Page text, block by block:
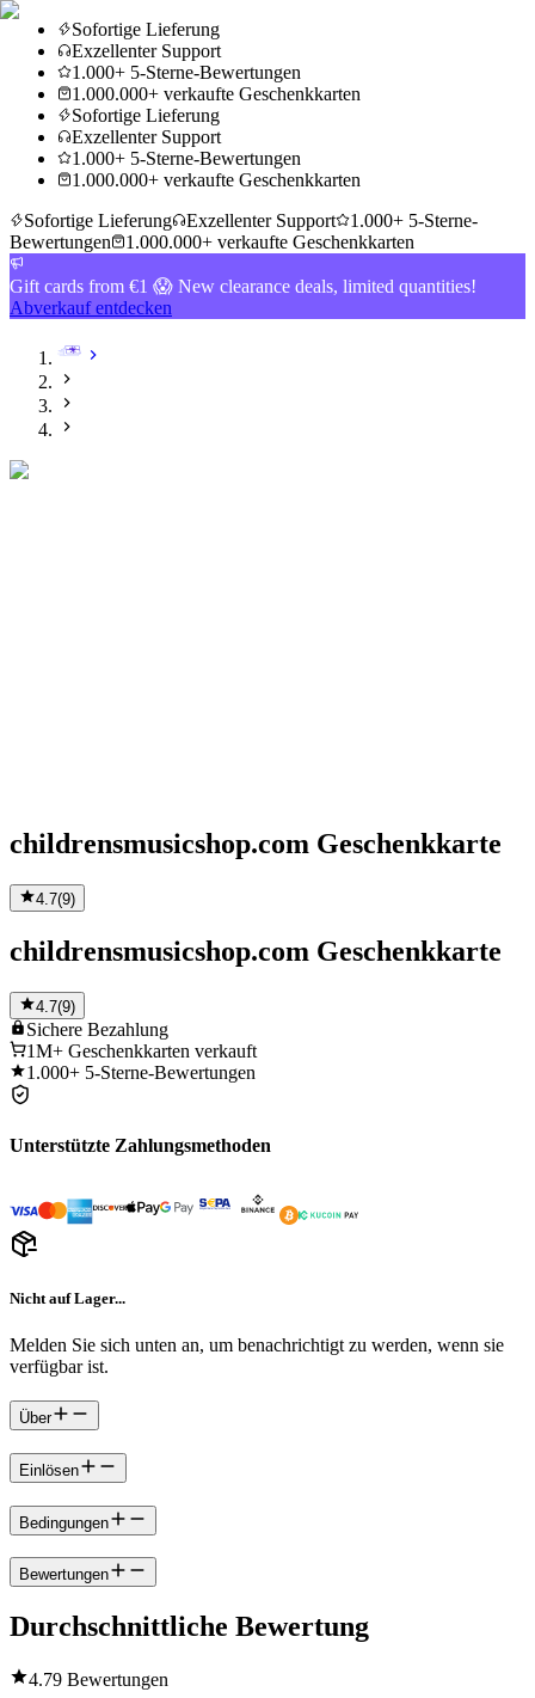
Sofortige Lieferung
Exzellenter Support
1.000+ 5-Sterne-Bewertungen
1.000.000+ verkaufte Geschenkkarten
Sofortige Lieferung
Exzellenter Support
1.000+ 5-Sterne-Bewertungen
1.000.000+ verkaufte Geschenkkarten
Sofortige Lieferung
Exzellenter Support
1.000+ 5-Sterne-
Bewertungen
1.000.000+ verkaufte Geschenkkarten
Gift cards from €1 😱 New clearance deals, limited quantities!
Abverkauf entdecken
childrensmusicshop.com Geschenkkarte
4.7(9)
childrensmusicshop.com Geschenkkarte
4.7(9)
Sichere Bezahlung
1M+ Geschenkkarten verkauft
1.000+ 5-Sterne-Bewertungen
Unterstützte Zahlungsmethoden
Nicht auf Lager...
Melden Sie sich unten an, um benachrichtigt zu werden, wenn sie
verfügbar ist.
Über
Einlösen
Bedingungen
Bewertungen
Durchschnittliche Bewertung
4.79 Bewertungen